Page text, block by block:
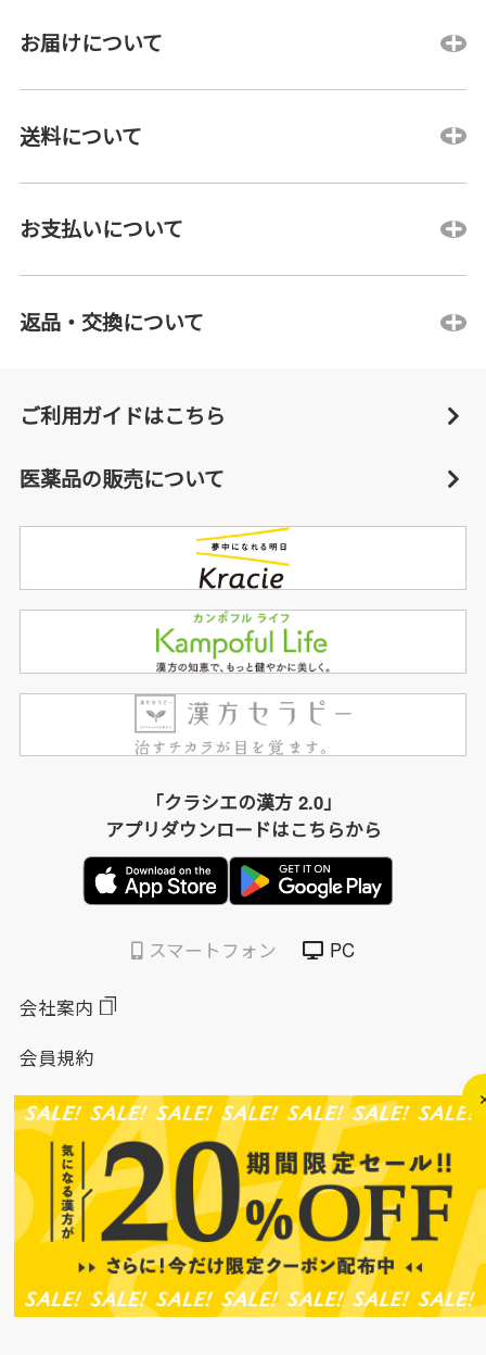
お届けについて
送料について
お支払いについて
返品・交換について
ご利用ガイドはこちら
医薬品の販売について
「クラシエの漢方 2.0」
アプリダウンロードはこちらから
スマートフォン PC
会社案内
会員規約
個人情報保護方針
特定商取引法に基づく表示
このサイトについて
ソーシャルメディアポリシー
ソーシャルメディア規約